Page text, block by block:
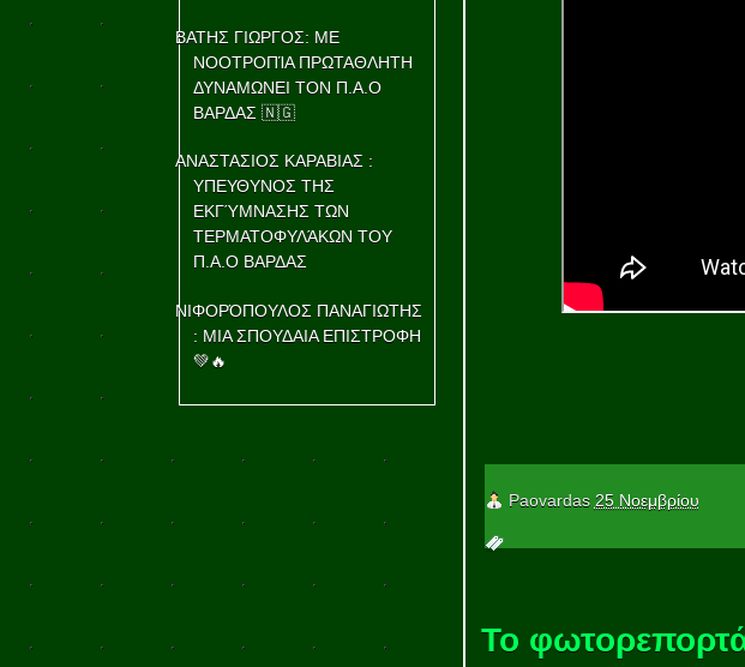
ΒΑΤΗΣ ΓΙΩΡΓΟΣ: ΜΕ
ΝΟΟΤΡΟΠΊΑ ΠΡΩΤΑΘΛΗΤΗ
ΔΥΝΑΜΩΝΕΙ ΤΟΝ Π.Α.Ο
ΒΑΡΔΑΣ 🇳🇬
ΑΝΑΣΤΑΣΙΟΣ ΚΑΡΑΒΙΑΣ :
ΥΠΕΥΘΥΝΟΣ ΤΗΣ
ΕΚΓΎΜΝΑΣΗΣ ΤΩΝ
ΤΕΡΜΑΤΟΦΥΛΆΚΩΝ ΤΟΥ
Π.Α.Ο ΒΑΡΔΑΣ
ΝΙΦΟΡΌΠΟΥΛΟΣ ΠΑΝΑΓΙΩΤΗΣ
: ΜΙΑ ΣΠΟΥΔΑΙΑ ΕΠΙΣΤΡΟΦΗ
💚🔥
Paovardas 25 Νοεμβρίου
To